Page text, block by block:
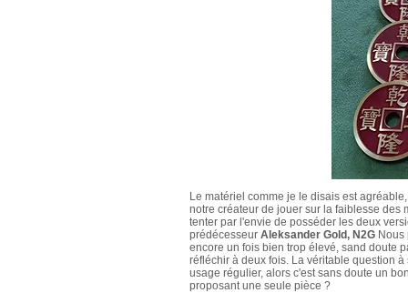
Le matériel comme je le disais est
notre créateur de jouer sur la faiblesse
tenter par l'envie de posséder les deux
prédécesseur Aleksander Gold, N2G Nous
encore un fois bien trop élevé, sand doute
réfléchir à deux fois. La véritable question
usage régulier, alors c'est sans doute un
proposant une seule pièce ?